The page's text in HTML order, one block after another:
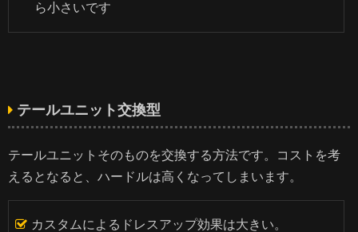
ら小さいです
テールユニット交換型
テールユニットそのものを交換する方法です。コストを考
えるとなると、ハードルは高くなってしまいます。
カスタムによるドレスアップ効果は大きい。